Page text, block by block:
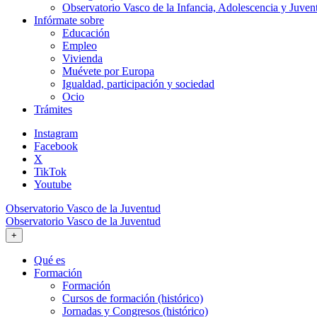
Observatorio Vasco de la Infancia, Adolescencia y
Infórmate sobre
Educación
Empleo
Vivienda
Muévete por Europa
Igualdad, participación y sociedad
Ocio
Trámites
Instagram
Facebook
X
TikTok
Youtube
Observatorio Vasco de la Juventud
Observatorio Vasco de la Juventud
+
Qué es
Formación
Formación
Cursos de formación (histórico)
Jornadas y Congresos (histórico)